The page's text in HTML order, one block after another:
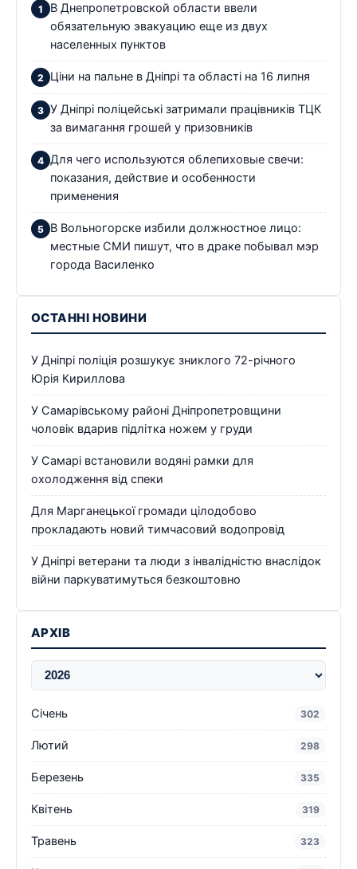
В Днепропетровской области ввели
обязательную эвакуацию еще из двух
населенных пунктов
Ціни на пальне в Дніпрі та області на 16 липня
У Дніпрі поліцейські затримали працівників ТЦК
за вимагання грошей у призовників
Для чего используются облепиховые свечи:
показания, действие и особенности
применения
В Вольногорске избили должностное лицо:
местные СМИ пишут, что в драке побывал мэр
города Василенко
ОСТАННІ НОВИНИ
У Дніпрі поліція розшукує зниклого 72-річного
Юрія Кириллова
У Самарівському районі Дніпропетровщини
чоловік вдарив підлітка ножем у груди
У Самарі встановили водяні рамки для
охолодження від спеки
Для Марганецької громади цілодобово
прокладають новий тимчасовий водопровід
У Дніпрі ветерани та люди з інвалідністю внаслідок
війни паркуватимуться безкоштовно
АРХІВ
Січень 302
Лютий 298
Березень 335
Квітень 319
Травень 323